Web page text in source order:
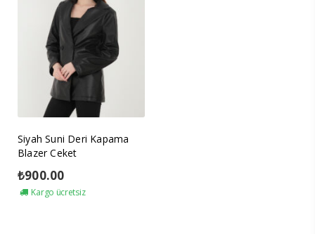
Siyah Suni Deri Kapama
Blazer Ceket
₺900.00
Kargo ücretsiz